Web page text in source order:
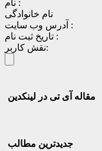
نام :
نام خانوادگی
آدرس وب سایت :
تاریخ ثبت نام :
نقش کاربر:
مقاله آی تی در لینکدین
جدیدترین مطالب